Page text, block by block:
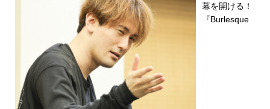
幕を開ける！
『Burlesque